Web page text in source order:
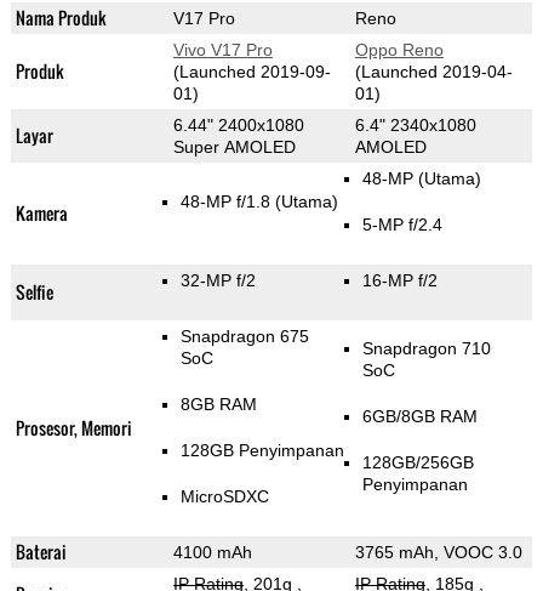
Nama Produk V17 Pro Reno
Produk
Vivo V17 Pro
(Launched 2019-09-
01)
Oppo Reno
(Launched 2019-04-
01)
Layar
6.44" 2400x1080
Super AMOLED
6.4" 2340x1080
AMOLED
Kamera 48-MP f/1.8 (Utama)
48-MP (Utama)
5-MP f/2.4
Selfie 32-MP f/2 16-MP f/2
Prosesor, Memori
Snapdragon 675
SoC
8GB RAM
128GB Penyimpanan
MicroSDXC
Snapdragon 710
SoC
6GB/8GB RAM
128GB/256GB
Penyimpanan
Baterai 4100 mAh 3765 mAh, VOOC 3.0
IP Rating, 201g IP Rating, 185g